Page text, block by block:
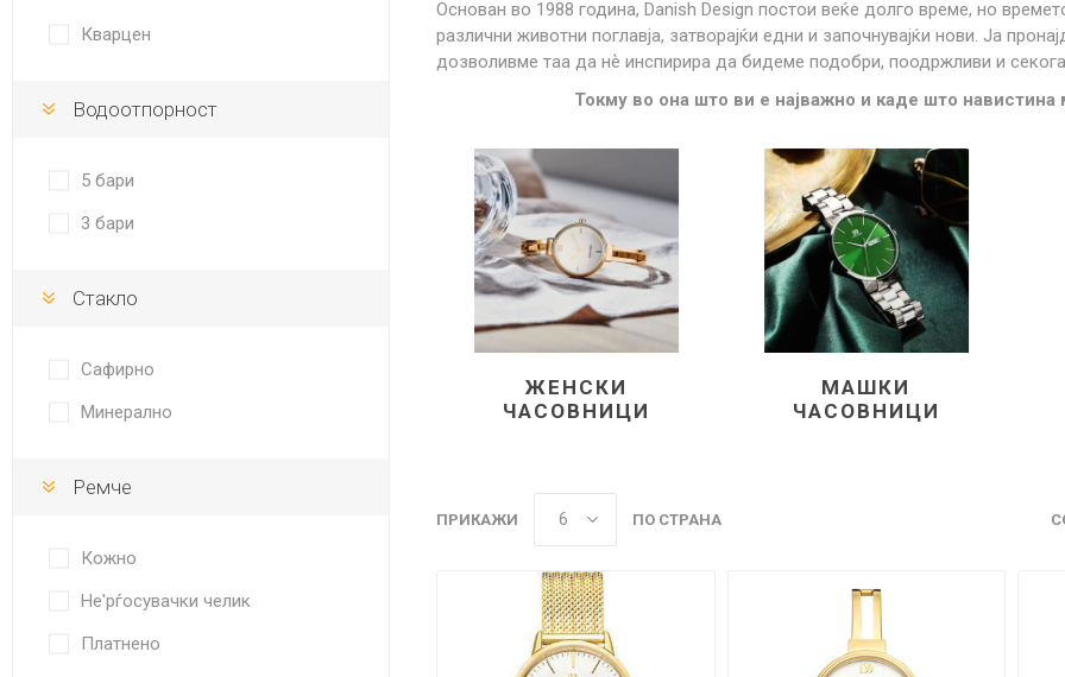
SEIKO 5 CLASSIC
ОСТАНАТО
Машки
Женски
SPIRIT CONQUEST
LA GRANDE CLASSIC
WATCHMAKING
TRADITION
Lecaré
Nova
Echo
BERING
Основан во 1988 година, Danish Design постои веќе долго време, но
различни животни поглавја, затворајќи едни и започнувајќи нови. Ја
дозволивме таа да нѐ инспирира да бидеме подобри, поодржливи и
Токму во она што ви е најважно и каде што навистина
ЖЕНСКИ
ЧАСОВНИЦИ
МАШКИ
ЧАСОВНИЦИ
ПРИКАЖИ ПО СТРАНА
Кварцен
Водоотпорност
5 бари
3 бари
Стакло
Сафирно
Минерално
Ремче
Кожно
Не'рѓосувачки челик
Платнено